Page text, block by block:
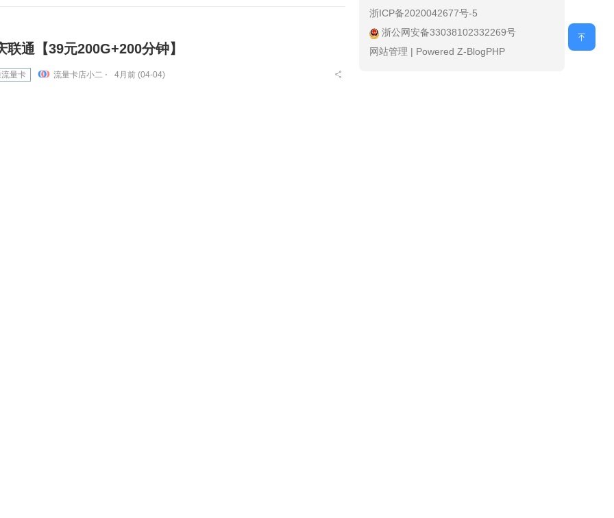
联通【39元200G+200分钟】
量卡 流量卡店小二 ⋅ 4月前 (04-04)
浙ICP备2020042677号-5
浙公网安备33038102332269号
网站管理 | Powered Z-BlogPHP